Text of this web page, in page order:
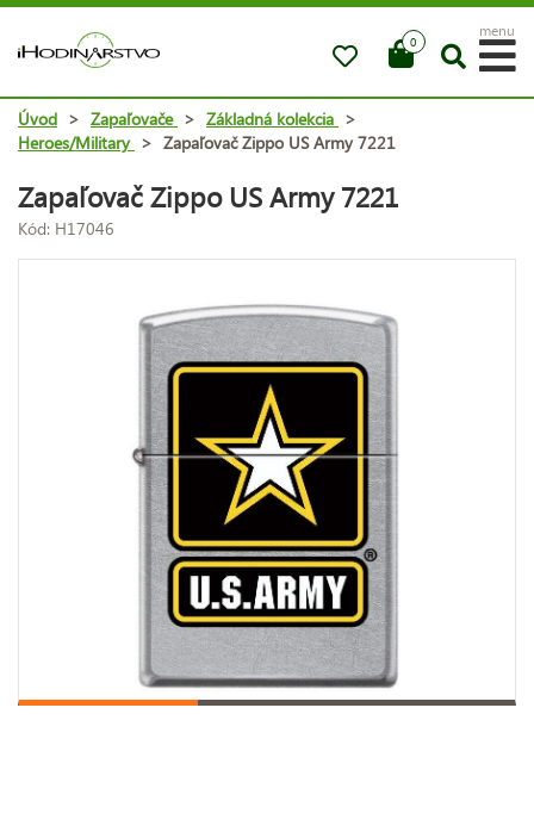
0
menu
Úvod > Zapaľovače > Základná kolekcia >
Heroes/Military > Zapaľovač Zippo US Army 7221
Zapaľovač Zippo US Army 7221
Kód: H17046